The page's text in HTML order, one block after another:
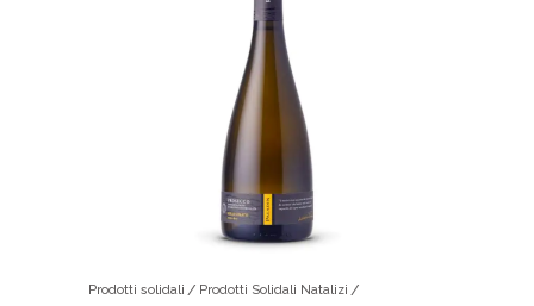
Prodotti solidali Prodotti Solidali Natalizi